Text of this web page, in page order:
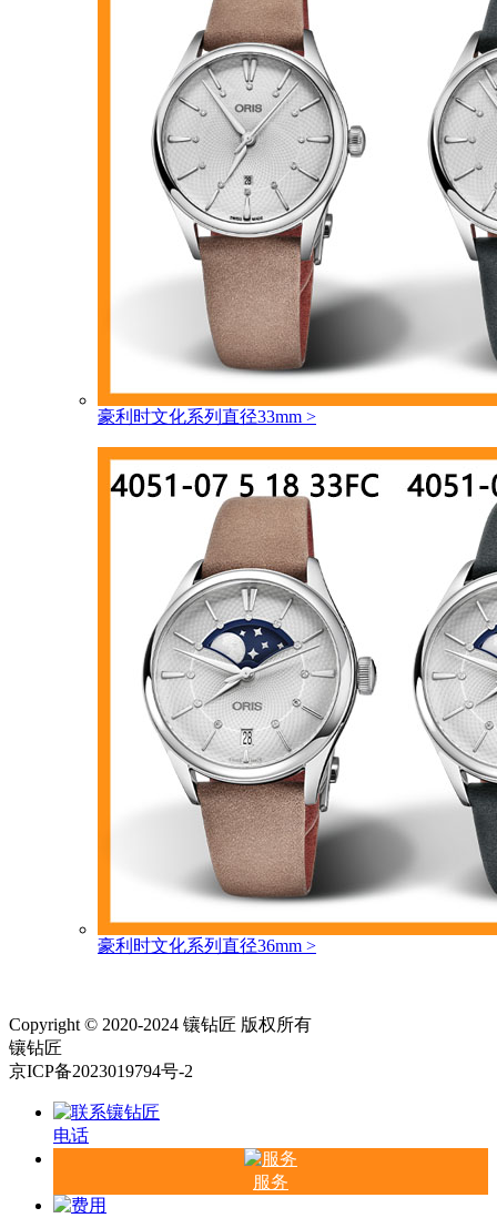
豪利时文化系列直径33mm >
豪利时文化系列直径36mm >
Copyright © 2020-2024 镶钻匠 版权所有
镶钻匠
京ICP备2023019794号-2
电话
服务